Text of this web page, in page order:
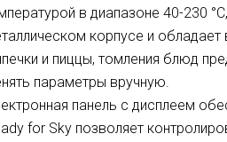
в диапазоне 40-230
корпусе и
и пиццы, томления блюд
параметры вручную.
панель с дисплеем
for Sky позволяет